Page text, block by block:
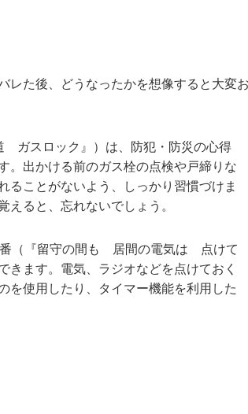
レた後、どうなったかを想像すると大
ガスロック』）は、防犯・防災の心得
。出かける前のガス栓の点検や戸締りな
ることがないよう、しっかり習慣づけま
えると、忘れないでしょう。
（『留守の間も 居間の電気は 点けて
きます。電気、ラジオなどを点けておく
を使用したり、タイマー機能を利用した